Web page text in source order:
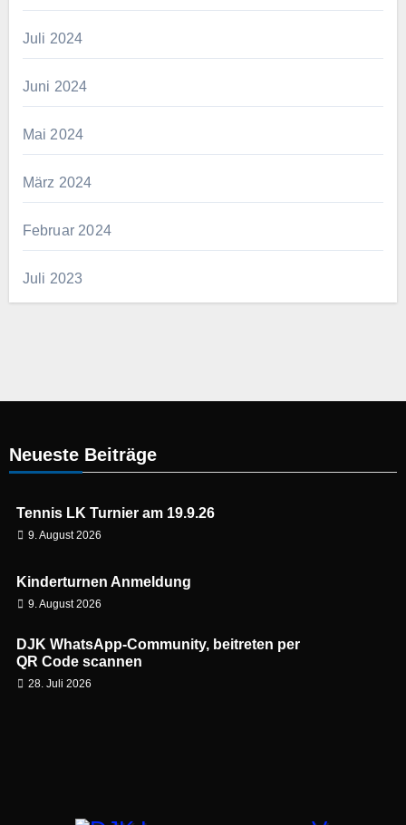
Juli 2024
Juni 2024
Mai 2024
März 2024
Februar 2024
Juli 2023
Neueste Beiträge
Tennis LK Turnier am 19.9.26
9. August 2026
Kinderturnen Anmeldung
9. August 2026
DJK WhatsApp-Community, beitreten per
QR Code scannen
28. Juli 2026